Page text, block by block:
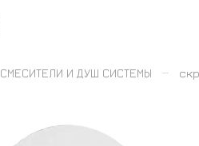
СМЕСИТЕЛИ И ДУШ СИСТЕМЫ –